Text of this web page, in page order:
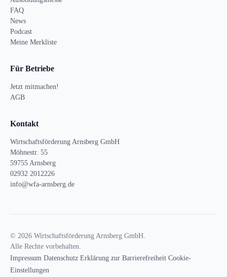
FAQ
News
Podcast
Meine Merkliste
Für Betriebe
Jetzt mitmachen!
AGB
Kontakt
Wirtschaftsförderung Arnsberg GmbH
Möhnestr. 55
59755 Arnsberg
02932 2012226
info@wfa-arnsberg.de
© 2026 Wirtschaftsförderung Arnsberg GmbH.
Alle Rechte vorbehalten.
Impressum Datenschutz Erklärung zur Barrierefreiheit Cookie-
Einstellungen